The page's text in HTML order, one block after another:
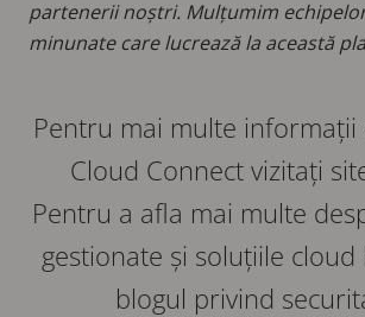
partenerii noștri. Mulțumim
minunate care lucrează la această
Pentru mai multe informații
Cloud Connect vizitați
Pentru a afla mai multe
gestionate și soluțiile
blogul privind